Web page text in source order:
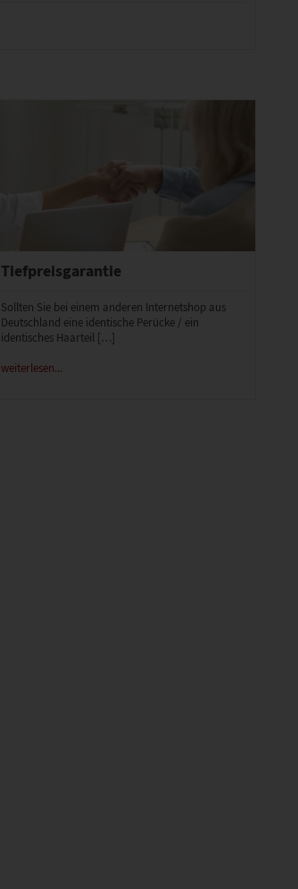
Tiefpreisgarantie
Sollten Sie bei einem anderen Internetshop aus
Deutschland eine identische Perücke / ein
identisches Haarteil […]
weiterlesen...